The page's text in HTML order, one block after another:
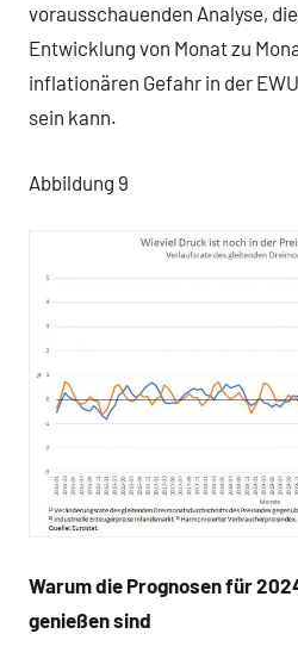
vorausschauenden Analyse,
Entwicklung von Monat zu
inflationären Gefahr in der
sein kann.
Abbildung 9
Warum die Prognosen für
genießen sind